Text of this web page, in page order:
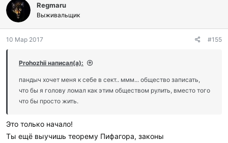
а
г
о
а
и
и
Regmaru
Выживальщик
10 Мар 2017 #155
Prohozhii написал(а):
пандыч хочет меня к себе в сект.. ммм... общество записать,
что бы я голову ломал как этим обществом рулить, вместо того
что бы просто жить.
Это только начало!
Ты ещё выучишь теорему Пифагора, законы